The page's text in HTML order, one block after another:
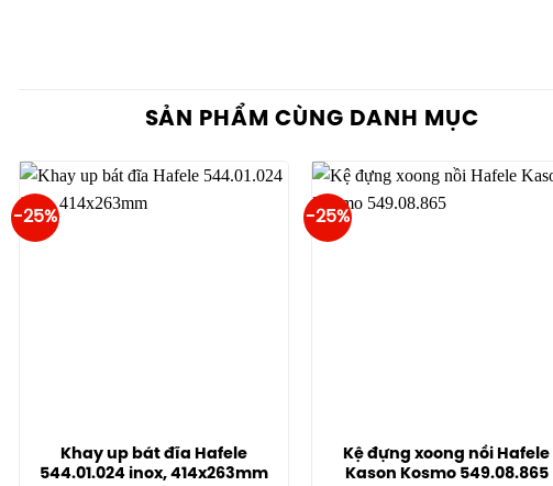
SẢN PHẨM CÙNG DANH MỤC
-25%
Khay up bát đĩa Hafele
544.01.024 inox, 414x263mm
-25%
Kệ đựng xoong nồi Hafele
Kason Kosmo 549.08.865